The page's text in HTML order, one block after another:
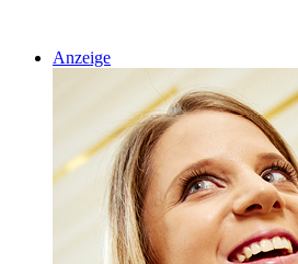
Anzeige